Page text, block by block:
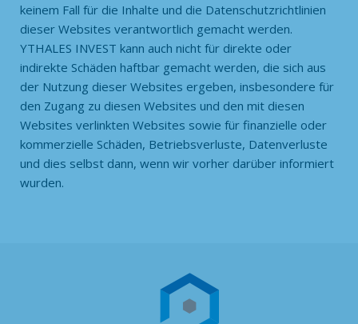
keinem Fall für die Inhalte und die Datenschutzrichtlinien
dieser Websites verantwortlich gemacht werden.
YTHALES INVEST kann auch nicht für direkte oder
indirekte Schäden haftbar gemacht werden, die sich aus
der Nutzung dieser Websites ergeben, insbesondere für
den Zugang zu diesen Websites und den mit diesen
Websites verlinkten Websites sowie für finanzielle oder
kommerzielle Schäden, Betriebsverluste, Datenverluste
und dies selbst dann, wenn wir vorher darüber informiert
wurden.